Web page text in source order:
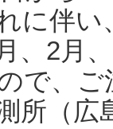
に伴い
、2月
で、
所（